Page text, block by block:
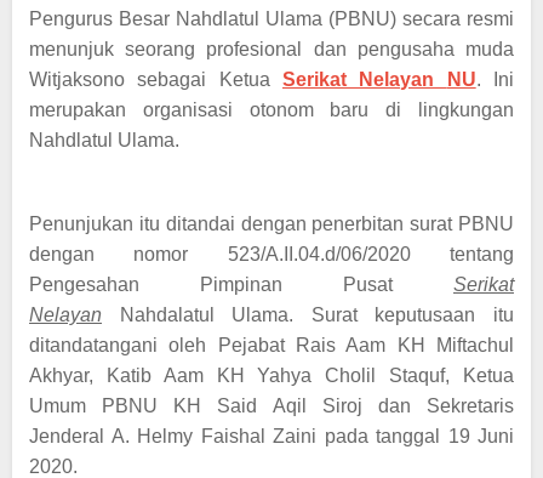
Pengurus Besar Nahdlatul Ulama (PBNU) secara resmi
menunjuk seorang profesional dan pengusaha muda
Witjaksono sebagai Ketua Serikat Nelayan NU. Ini
merupakan organisasi otonom baru di lingkungan
Nahdlatul Ulama.
Penunjukan itu ditandai dengan penerbitan surat PBNU
dengan nomor 523/A.II.04.d/06/2020 tentang
Pengesahan Pimpinan Pusat Serikat
Nelayan Nahdalatul Ulama. Surat keputusaan itu
ditandatangani oleh Pejabat
Rais Aam KH Miftachul
Akhyar, Katib Aam KH Yahya Cholil Staquf, Ketua
Umum PBNU KH Said Aqil Siroj dan Sekretaris
Jenderal A. Helmy Faishal Zaini pada tanggal 19 Juni
2020.